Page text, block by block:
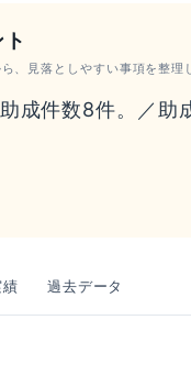
、見落としやすい事項を整理
成件数8件。／助
過去データ